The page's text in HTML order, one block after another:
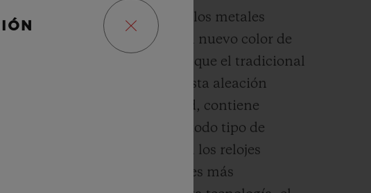
de la fusión y alquimista de los metales
Hublot ha desarrollado un nuevo color de
presenta un tono más cálido que el tradicional
18 quilates 5N. En concreto, esta aleación
bautizada como King Gold, contiene
y se presta perfectamente a todo tipo de
En los relojes
se combina con los materiales más